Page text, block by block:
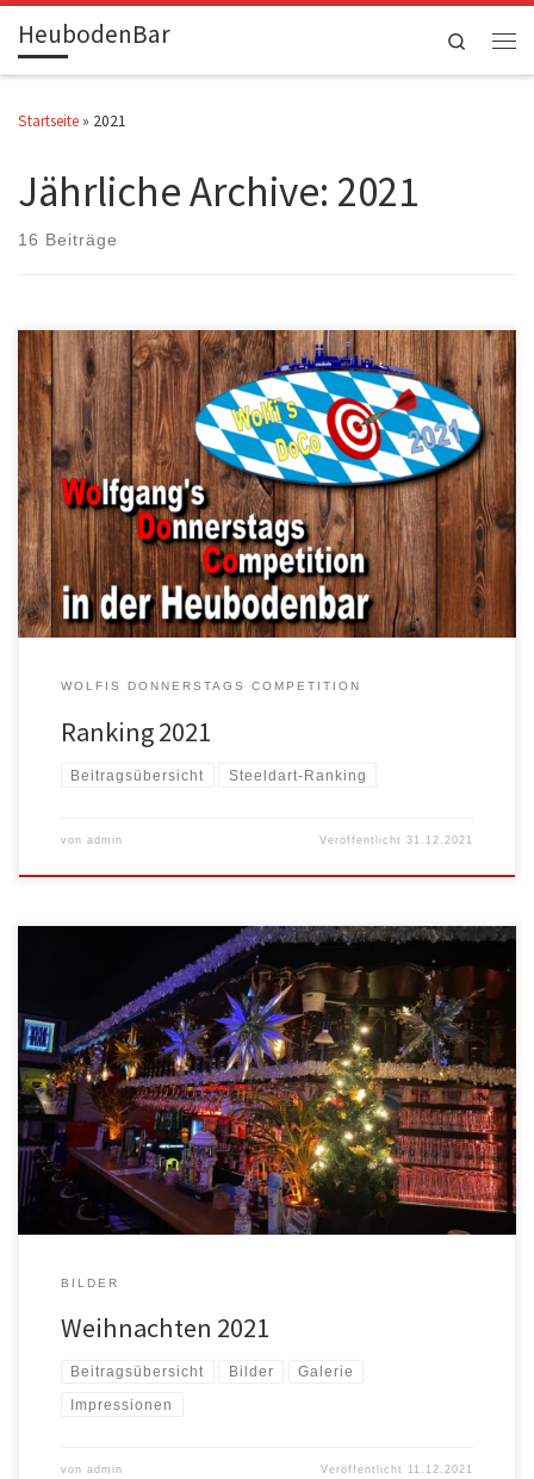
Zum Inhalt springen
HeubodenBar
Search
Startseite » 2021
Jährliche Archive: 2021
16 Beiträge
WOLFIS DONNERSTAGS COMPETITION
Ranking 2021
Beitragsübersicht Steeldart-Ranking
von admin Veröffentlicht31.12.2021
BILDER
Weihnachten 2021
Beitragsübersicht Bilder Galerie
Impressionen
von admin Veröffentlicht 11.12.2021